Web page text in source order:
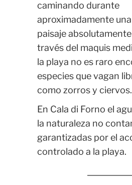
caminando durante
aproximadamente
paisaje
través del maquis
la playa no es raro
especies que vagan
como zorros y ciervos.
En Cala di Forno el
la naturaleza no
garantizadas por el
controlado a la playa.